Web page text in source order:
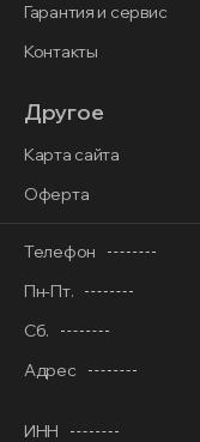
Гарантия и сервис
Контакты
Другое
Карта сайта
Оферта
Телефон
Пн-Пт.
Сб.
Адрес
ИНН